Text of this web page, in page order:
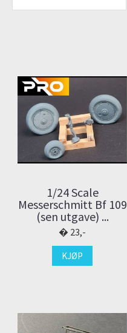
1/24 Scale
Messerschmitt Bf 109
(sen utgave) ...
23,-
KJØP